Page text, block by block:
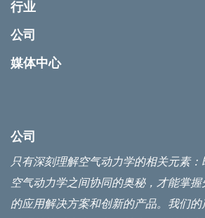
行业
公司
媒体中心
公司
只有深刻理解空气动力学的相关元素
空气动力学之间协同的奥秘，才能掌
的应用解决方案和创新的产品。我们